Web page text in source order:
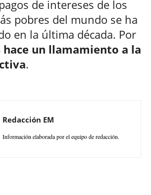
de intereses de los
pobres del mundo se ha
en la última década. Por
hace un llamamiento a la
.
Redacción EM
Información elaborada por el equipo de redacción.